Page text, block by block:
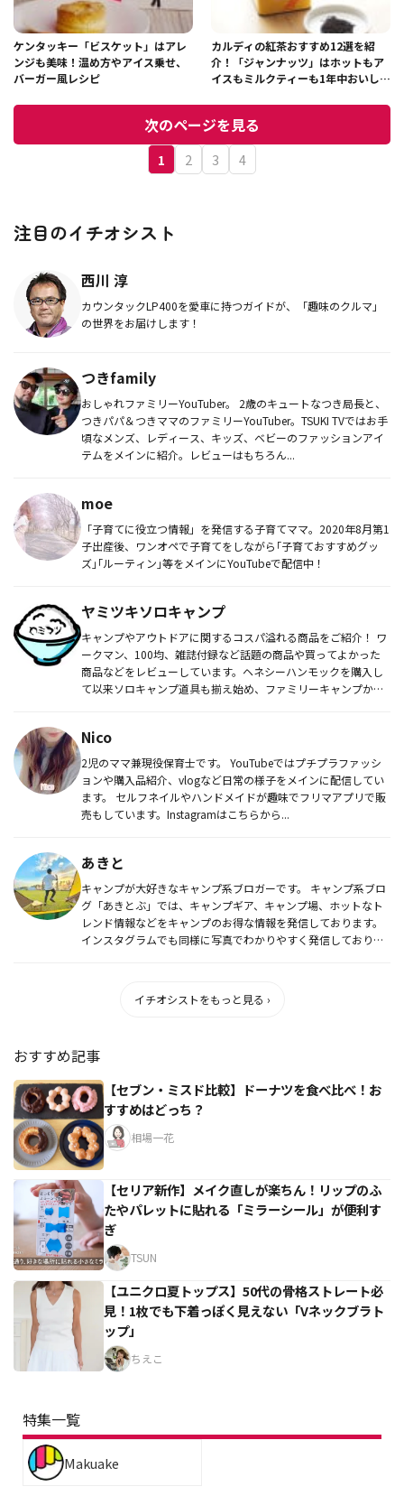
ケンタッキー「ビスケット」はアレ
ンジも美味！温め方やアイス乗せ、
バーガー風レシピ
カルディの紅茶おすすめ12選を紹
介！「ジャンナッツ」はホットもア
イスもミルクティーも1年中おいしい
次のページを見る
1 2 3 4
注目のイチオシスト
西川 淳
カウンタックLP400を愛車に持つガイドが、「趣味のクルマ」
の世界をお届けします！
つきfamily
おしゃれファミリーYouTuber。 2歳のキュートなつき局長と、
つきパパ＆つきママのファミリーYouTuber。TSUKI TVではお手
頃なメンズ、レディース、キッズ、ベビーのファッションアイ
テムをメインに紹介。レビューはもちろん...
moe
「子育てに役立つ情報」を発信する子育てママ。2020年8月第1
子出産後、ワンオペで子育てをしながら｢子育ておすすめグッ
ズ｣｢ルーティン｣等をメインにYouTubeで配信中！
ヤミツキソロキャンプ
キャンプやアウトドアに関するコスパ溢れる商品をご紹介！ ワ
ークマン、100均、雑誌付録など話題の商品や買ってよかった
商品などをレビューしています。ヘネシーハンモックを購入し
て以来ソロキャンプ道具も揃え始め、ファミリーキャンプから
Nico
2児のママ兼現役保育士です。 YouTubeではプチプラファッシ
ョンや購入品紹介、vlogなど日常の様子をメインに配信してい
ます。 セルフネイルやハンドメイドが趣味でフリマアプリで販
売もしています。Instagramはこちらから...
あきと
キャンプが大好きなキャンプ系ブロガーです。 キャンプ系ブロ
グ「あきとぶ」では、キャンプギア、キャンプ場、ホットなト
レンド情報などをキャンプのお得な情報を発信しております。
インスタグラムでも同様に写真でわかりやすく発信しておりま
イチオシストをもっと見る ›
おすすめ記事
【セブン・ミスド比較】ドーナツを食べ比べ！お
すすめはどっち？
相場一花
【セリア新作】メイク直しが楽ちん！リップのふ
たやパレットに貼れる「ミラーシール」が便利す
ぎ
TSUN
【ユニクロ夏トップス】50代の骨格ストレート必
見！1枚でも下着っぽく見えない「Vネックブラト
ップ」
ちえこ
特集一覧
Makuake